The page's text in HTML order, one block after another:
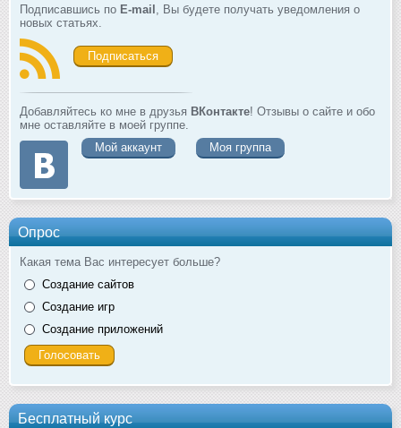
Подписавшись по E-mail , Вы будете получать уведомления о
новых статьях.
Подписаться
Добавляйтесь ко мне в друзья ВКонтакте! Отзывы о сайте и обо
мне оставляйте в моей группе.
Мой аккаунт
Моя группа
Опрос
Какая тема Вас интересует больше?
Создание сайтов
Создание игр
Создание приложений
Бесплатный курс